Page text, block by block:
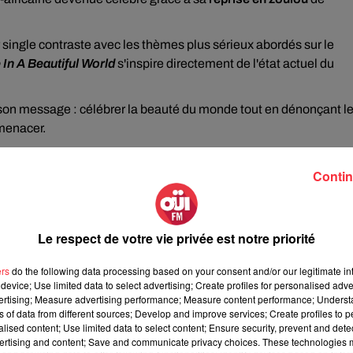
contraste avec les thèmes plus sérieux abordés sur le
A Beautiful Worlds'inspire directement de l'état actuel du
message : célébrer la beauté du monde tout en dénonçant
cookies que vous avez exprimé. Si vous souhaitez l'afficher,
en cliquant sur le bouton ci-dessous.
l'élément
un message engagé
Le respect de votre vie privée est notre priorité
do the following data processing based on your consent and/or our legitimate
Use limited data to select advertising; Create profiles for personalised
Measure advertising performance; Measure content performance;
of data from different sources; Develop and improve services; Create profiles to
content; Use limited data to select content; Ensure security, prevent and
and content; Save and communicate privacy choices. These technologies